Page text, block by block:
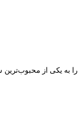
به یکی از محبوب‌ترین